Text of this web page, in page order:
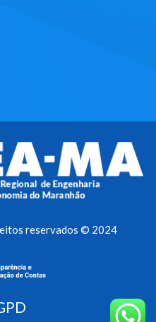
reservados © 2024